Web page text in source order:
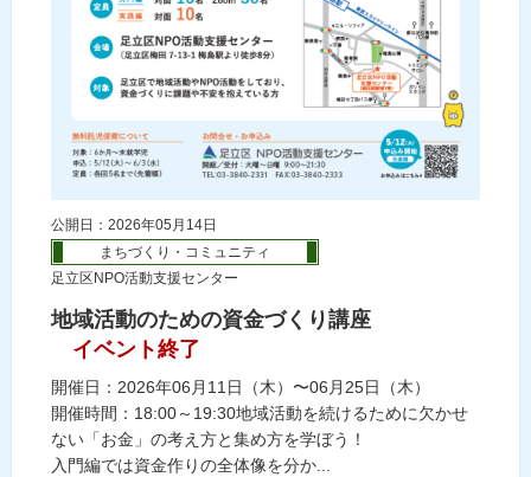
公開日：2026年05月14日
まちづくり・コミュニティ
足立区NPO活動支援センター
地域活動のための資金づくり講座
イベント終了
開催日：2026年06月11日（木）〜06月25日（木）
開催時間：18:00～19:30地域活動を続けるために欠かせ
ない「お金」の考え方と集め方を学ぼう！
入門編では資金作りの全体像を分か...